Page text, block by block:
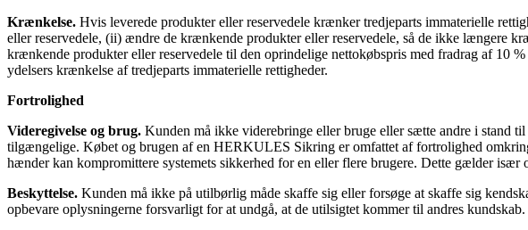
Krænkelse. Hvis leverede produkter eller reservedele krænker tredjeparts immaterielle
eller reservedele, (ii) ændre de krænkende produkter eller reservedele, så de ikke længere
krænkende produkter eller reservedele til den oprindelige nettokøbspris med fradrag af 10
ydelsers krænkelse af tredjeparts immaterielle rettigheder.
Fortrolighed
Videregivelse og brug. Kunden må ikke viderebringe eller bruge eller sætte andre i stand
tilgængelige. Købet og brugen af en HERKULES Sikring er omfattet af fortrolighed
hænder kan kompromittere systemets sikkerhed for en eller flere brugere. Dette gælder især
Beskyttelse. Kunden må ikke på utilbørlig måde skaffe sig eller forsøge at skaffe sig
opbevare oplysningerne forsvarligt for at undgå, at de utilsigtet kommer til andres kundskab.